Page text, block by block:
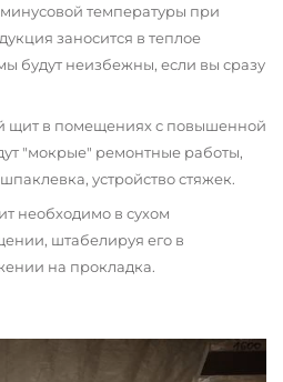
температуры при
заносится в теплое
будут неизбежны, если вы сразу
щит в помещениях с повышенной
"мокрые" ремонтные работы,
устройство стяжек.
необходимо в сухом
штабелируя его в
на прокладка.